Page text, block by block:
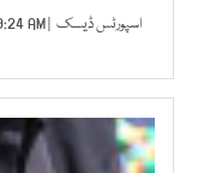
اسپورٹس ڈیسک | JUL 31, 2013 09:24 AM |